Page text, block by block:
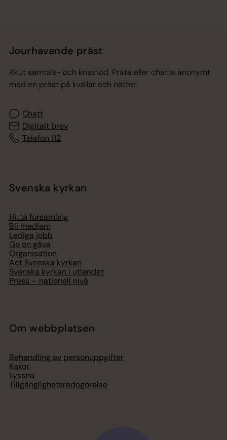
Jourhavande präst
Akut samtals- och krisstöd. Prata eller chatta anonymt
med en präst på kvällar och nätter.
Chatt
Digitalt brev
Telefon 112
Svenska kyrkan
Hitta församling
Bli medlem
Lediga jobb
Ge en gåva
Organisation
Act Svenska kyrkan
Svenska kyrkan i utlandet
Press – nationell nivå
Om webbplatsen
Behandling av personuppgifter
Kakor
Lyssna
Tillgänglighetsredogörelse